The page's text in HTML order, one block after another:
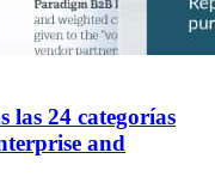
las 24 categorías
and